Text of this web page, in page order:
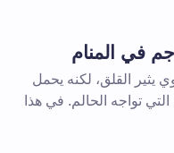
في المنام
يثير القلق، لكنه يحمل
تواجه الحالم. في هذا